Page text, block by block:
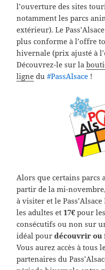
l’ouverture des sites
notamment les parcs
extérieur). Le
plus conforme à l’offre
hivernale (prix ajusté à
Découvrez-le sur la
ligne du‪#‎PassAlsace‬ !
Alors que certains parcs
partir de la mi-
à visiter et le
les adultes et 17€ pour
consécutifs ou non sur
idéal pourdécouvrir ou
Vous aurez accès à tous
partenaires du